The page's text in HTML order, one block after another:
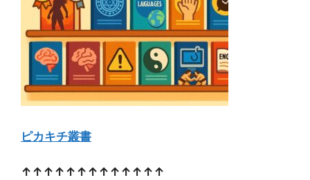
ピカキチ叢書
↑↑↑↑↑↑↑↑↑↑↑↑↑